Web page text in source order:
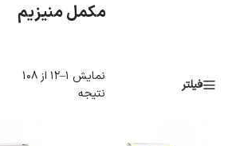
مکمل منیزیم
فیلتر
نمایش 1–12 از 108
نتیجه